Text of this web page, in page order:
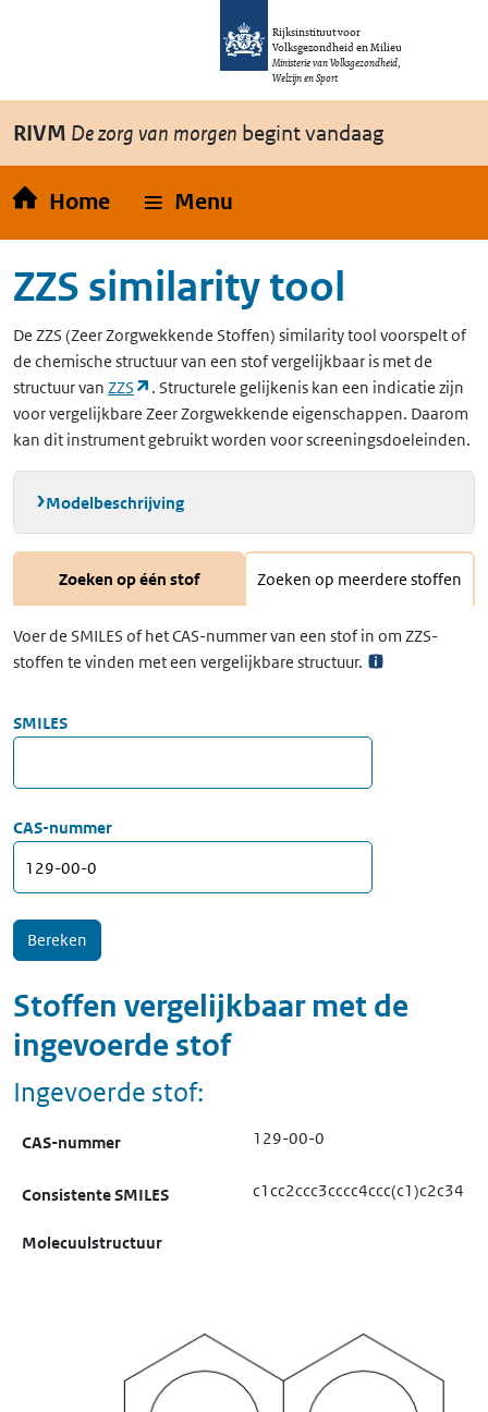
Overslaan en naar de inhoud gaan
Rijksinstituut voor
Volksgezondheid en Milieu
Ministerie van Volksgezondheid,
Welzijn en Sport
RIVM De zorg van morgen begint vandaag
Home Menu
ZZS similarity tool
De ZZS (Zeer Zorgwekkende Stoffen) similarity tool voorspelt of
de chemische structuur van een stof vergelijkbaar is met de
structuur van ZZS (opent in een nieuw tabblad)
. Structurele gelijkenis kan een indicatie zijn
voor vergelijkbare Zeer Zorgwekkende eigenschappen. Daarom
kan dit instrument gebruikt worden voor screeningsdoeleinden.
Modelbeschrijving
Zoeken op één stof Zoeken op meerdere stoffen
Voer de SMILES of het CAS-nummer van een stof in om ZZS-
stoffen te vinden met een vergelijkbare structuur.
SMILES
CAS-nummer
Stoffen vergelijkbaar met de
ingevoerde stof
Ingevoerde stof:
CAS-nummer 129-00-0
Consistente SMILES c1cc2ccc3cccc4ccc(c1)c2c34
Molecuulstructuur